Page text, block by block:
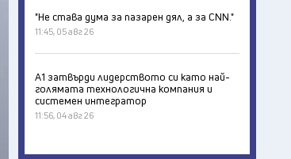
"Не става дума за пазарен дял, а за CNN."
11:45, 05 авг 26
А1 затвърди лидерството си като най-
голямата технологична компания и
системен интегратор
11:56, 04 авг 26